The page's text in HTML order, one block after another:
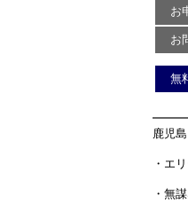
お
お
無
鹿児
・エ
・無